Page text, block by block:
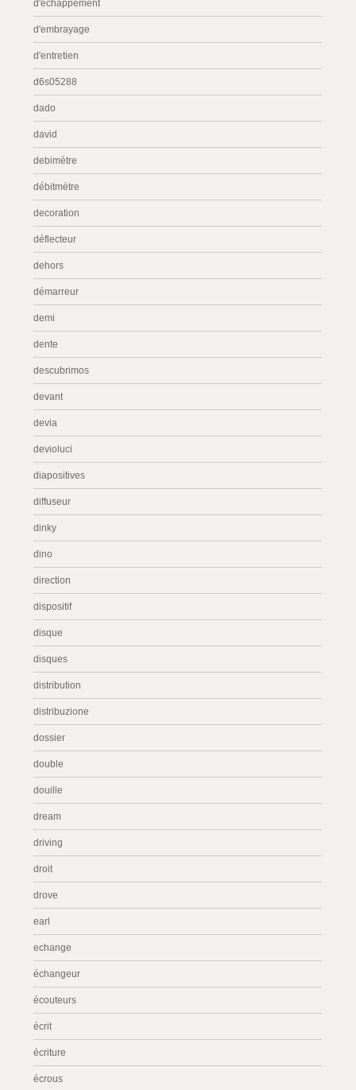
d'échappement
d'embrayage
d'entretien
d6s05288
dado
david
debimétre
débitmètre
decoration
déflecteur
dehors
démarreur
demi
dente
descubrimos
devant
devia
devioluci
diapositives
diffuseur
dinky
dino
direction
dispositif
disque
disques
distribution
distribuzione
dossier
double
douille
dream
driving
droit
drove
earl
echange
échangeur
écouteurs
écrit
écriture
écrous